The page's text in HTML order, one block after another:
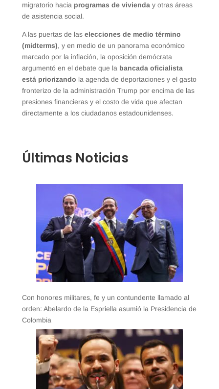
migratorio hacia programas de vivienda y otras áreas
de asistencia social.
A las puertas de las elecciones de medio término
(midterms), y en medio de un panorama económico
marcado por la inflación, la oposición demócrata
argumentó en el debate que la bancada oficialista
está priorizando la agenda de deportaciones y el gasto
fronterizo de la administración Trump por encima de las
presiones financieras y el costo de vida que afectan
directamente a los ciudadanos estadounidenses.
Últimas Noticias
Con honores militares, fe y un contundente llamado al
orden: Abelardo de la Espriella asumió la Presidencia de
Colombia